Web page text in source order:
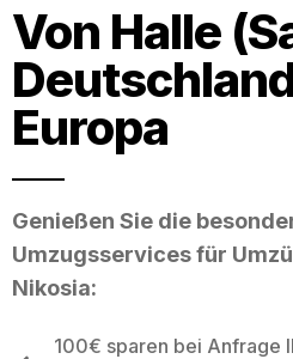
Von Halle
Europa
Genießen Sie die
Umzugsservices für
Nikosia:
100€ sparen bei Anfrage